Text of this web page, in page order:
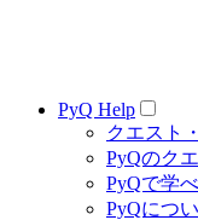
PyQ Help
クエスト
PyQのク
PyQで学
PyQにつ